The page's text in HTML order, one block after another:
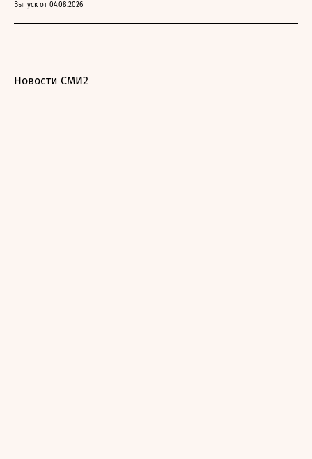
Выпуск от 04.08.2026
Новости СМИ2